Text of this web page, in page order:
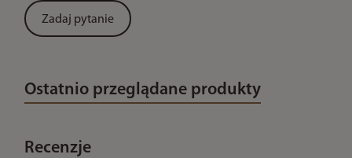
Zadaj pytanie
Ostatnio przeglądane produkty
Recenzje